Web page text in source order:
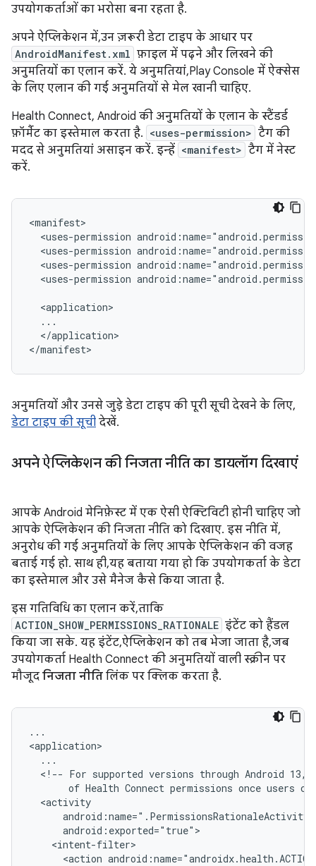
उपयोगकर्ताओं का भरोसा बना रहता है.
अपने ऐप्लिकेशन में, उन ज़रूरी डेटा टाइप के आधार पर
AndroidManifest.xml फ़ाइल में पढ़ने और लिखने की
अनुमतियों का एलान करें. ये अनुमतियां, Play Console में ऐक्सेस
के लिए एलान की गई अनुमतियों से मेल खानी चाहिए.
Health Connect, Android की अनुमतियों के एलान के स्टैंडर्ड
फ़ॉर्मैट का इस्तेमाल करता है. <uses-permission> टैग की
मदद से अनुमतियां असाइन करें. इन्हें <manifest> टैग में नेस्ट
करें.
<uses-permission
<uses-permission
<uses-permission
<uses-permission
</application>
अनुमतियों और उनसे जुड़े डेटा टाइप की पूरी सूची देखने के लिए,
डेटा टाइप की सूची देखें.
अपने ऐप्लिकेशन की निजता नीति का डायलॉग दिखाएं
आपके Android मेनिफ़ेस्ट में एक ऐसी ऐक्टिविटी होनी चाहिए जो
आपके ऐप्लिकेशन की निजता नीति को दिखाए. इस नीति में,
अनुरोध की गई अनुमतियों के लिए आपके ऐप्लिकेशन की वजह
बताई गई हो. साथ ही, यह बताया गया हो कि उपयोगकर्ता के डेटा
का इस्तेमाल और उसे मैनेज कैसे किया जाता है.
इस गतिविधि का एलान करें, ताकि
ACTION_SHOW_PERMISSIONS_RATIONALE इंटेंट को हैंडल
किया जा सके. यह इंटेंट, ऐप्लिकेशन को तब भेजा जाता है, जब
उपयोगकर्ता Health Connect की अनुमतियों वाली स्क्रीन पर
मौजूद निजता नीति लिंक पर क्लिक करता है.
...
<!-- For supported versions through Android 13,
of Health Connect permissions once users
<action